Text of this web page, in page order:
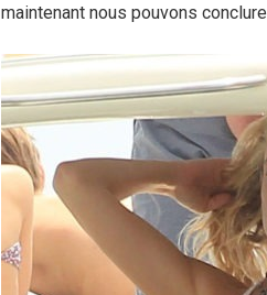
maintenant nous pouvons